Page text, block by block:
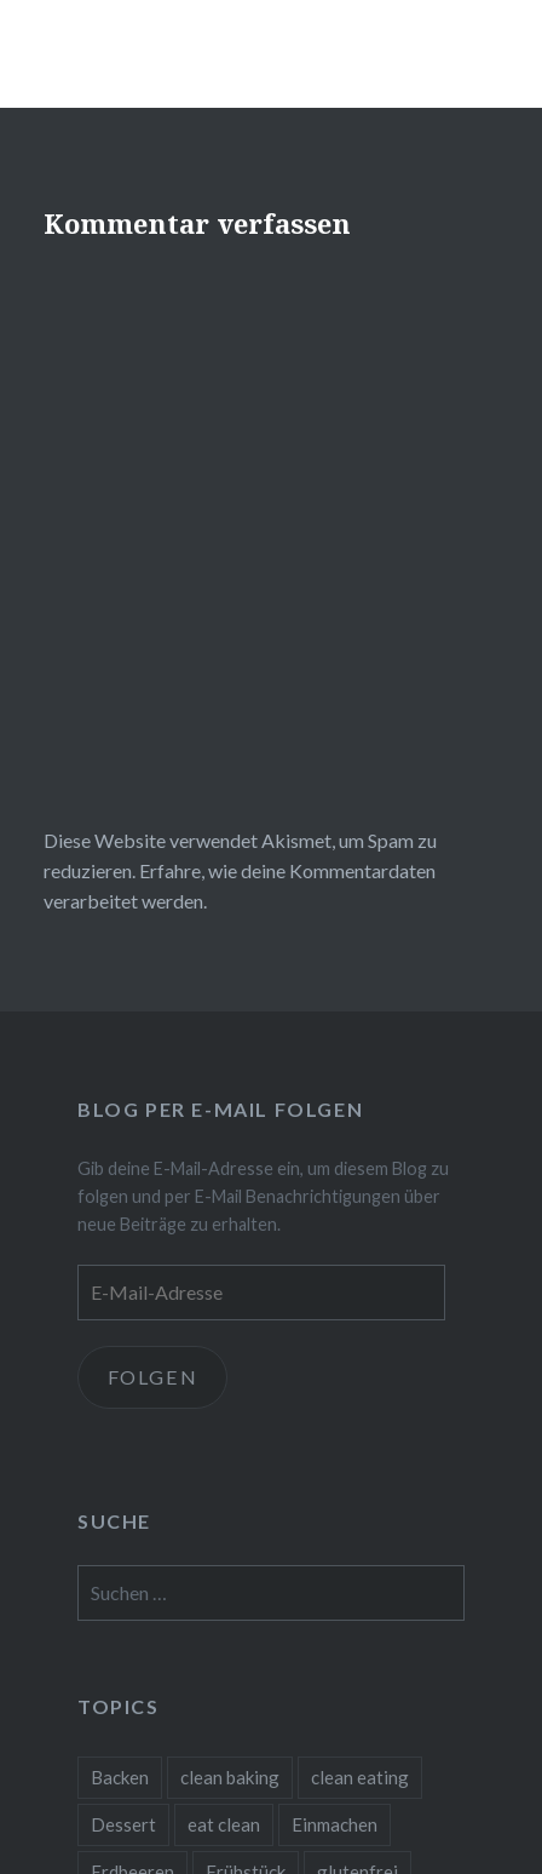
Kommentar verfassen
Diese Website verwendet Akismet, um Spam zu
reduzieren. Erfahre, wie deine Kommentardaten
verarbeitet werden.
BLOG PER E-MAIL FOLGEN
Gib deine E-Mail-Adresse ein, um diesem Blog zu
folgen und per E-Mail Benachrichtigungen über
neue Beiträge zu erhalten.
Mail-
FOLGEN
SUCHE
nach:
TOPICS
Backen clean baking clean eating
Dessert eat clean Einmachen